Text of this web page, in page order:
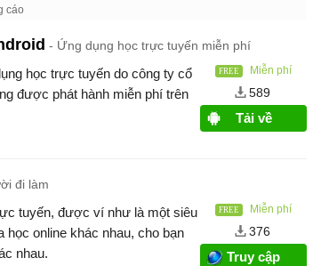
Ứng dụng học trực tuyến miễn phí
học trực tuyến do công ty cổ
được phát hành miễn phí trên
Miễn phí
589
Tải về
đi làm
tuyến, được ví như là một siêu
online khác nhau, cho bạn
nhau.
Miễn phí
376
Truy cập